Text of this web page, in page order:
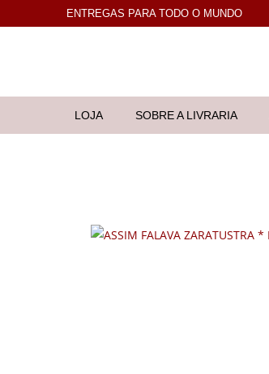
ENTREGAS PARA TODO O MUNDO
LOJA SOBRE A LIVRARIA